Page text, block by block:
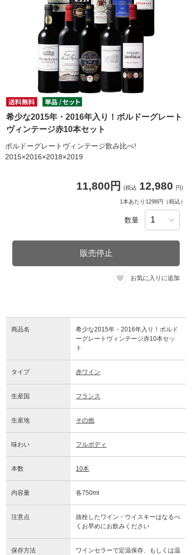
希少な2015年・2016年入り！ボルドーグレート
ヴィンテージ赤10本セット
ボルドーグレートヴィンテージ飲み比べ!
2015×2016×2018×2019
11,800円 (税込 12,980 円)
1本あたり1298円（税込）
数量
販売停止
お気に入りに追加
商品名
希少な2015年・2016年入り！ボルド
ーグレートヴィンテージ赤10本セッ
ト
タイプ 赤ワイン
生産国 フランス
生産地 その他
味わい フルボディ
本数 10本
内容量 各750ml
注意点
抜栓したワイン・ウイスキーはなるべ
くお早めにお飲みください
保存方法
ワインセラーで定温保存、もしくは温